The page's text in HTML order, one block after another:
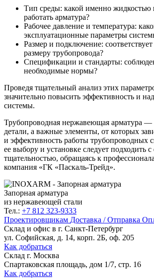
Тип среды: какой именно жидкостью
работать арматура?
Рабочее давление и температура:
эксплуатационные параметры
Размер и подключение:
размеру трубопровода?
Спецификации и стандарты:
необходимые нормы?
Проведя тщательный анализ этих
значительно повысить эффективность и
системы.
Трубопроводная нержавеющая арматура —
детали, а важные элементы, от которых
и эффективность работы трубопроводных
ее выбору и установке следует подходить с
тщательностью, обращаясь к
компания «ГК «Паскаль-Трейд».
Запорная арматура
из нержавеющей стали
Тел.: +7 812 323-9333
Проектировщикам Доставка / Отправка
Склад и офис в г. Санкт-Петербург
ул. Софийская, д. 14, корп. 2Б, оф. 205
Как добраться
Склад г. Москва
Спартаковская площадь, дом 1/7, стр. 16
Как добраться